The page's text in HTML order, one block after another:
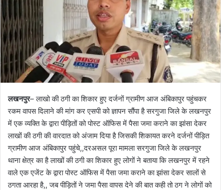
w
n
X
n
a
i
l
लखनपुर– लाखो की ठगी का शिकार हुए दर्जनों ग्रामीण आज अंबिकापुर पहुंचकर
रकम वापस दिलाने की मांग कर एसपी को ज्ञापन सौंपा है सरगुजा जिले के लखनपुर
में एक व्यक्ति के द्वारा पीड़ितों को पोस्ट ऑफिस में पैसा जमा कराने का झांसा देकर
लाखों की ठगी की वारदात को अंजाम दिया है जिसकी शिकायत करने दर्जनों पीड़ित
ग्रामीण आज अंबिकापुर पहुंचे,,दरअसल पूरा मामला सरगुजा जिले के लखनपुर
थाना क्षेत्र का है लाखों की ठगी का शिकार हुए लोगों ने बताया कि लखनपुर में रहने
वाले एक एजेंट के द्वारा पोस्ट ऑफिस में पैसा जमा कराने का झांसा देकर सालों से
ठगता आरहा है,, जब पीड़ितों ने जमा पैसा वापस देने की बात कही तो ठग ने लोगों को